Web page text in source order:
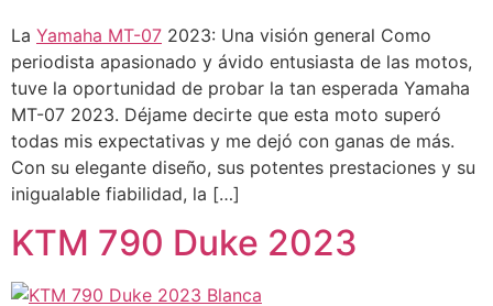
La Yamaha MT-07 2023: Una visión general Como
periodista apasionado y ávido entusiasta de las motos,
tuve la oportunidad de probar la tan esperada Yamaha
MT-07 2023. Déjame decirte que esta moto superó
todas mis expectativas y me dejó con ganas de más.
Con su elegante diseño, sus potentes prestaciones y su
inigualable fiabilidad, la […]
KTM 790 Duke 2023